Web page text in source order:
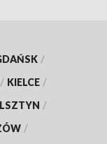
/
/ KIELCE /
/
/